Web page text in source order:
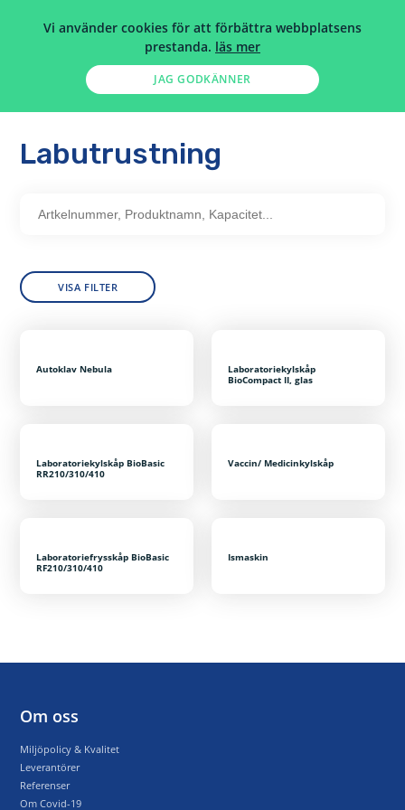
Vi använder cookies för att förbättra webbplatsens
prestanda. läs mer
JAG GODKÄNNER
HÄLSO- SJUKVÅRD LABUTRUSTNING
Labutrustning
Produktnamn,
Kapacitet...
VISA FILTER
Autoklav Nebula
Laboratoriekylskåp
BioCompact II, glas
Laboratoriekylskåp BioBasic
RR210/310/410
Vaccin/ Medicinkylskåp
Laboratoriefrysskåp BioBasic
RF210/310/410
Ismaskin
Om oss
Miljöpolicy & Kvalitet
Leverantörer
Referenser
Om Covid-19